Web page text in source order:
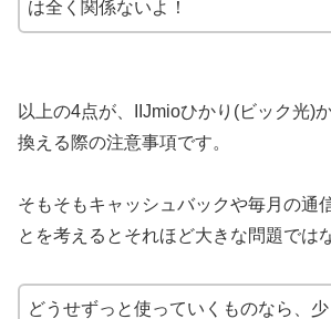
は全く関係ないよ！
以上の4点が、IIJmioひかり(ビック光)
換える際の注意事項です。
そもそもキャッシュバックや毎月の通
とを考えるとそれほど大きな問題では
どうせずっと使っていくものなら、